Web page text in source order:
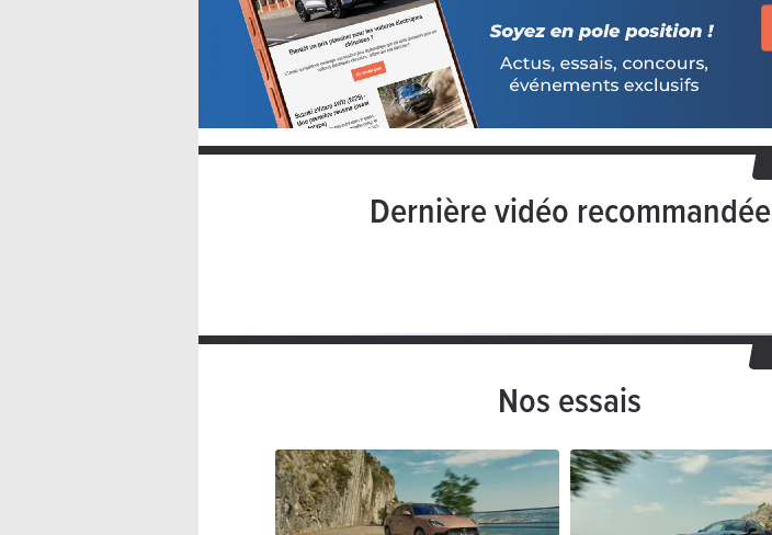
Dernière vidéo recommandée
Nos essais